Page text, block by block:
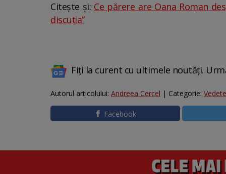
Citește și: Ce părere are Oana Roman
discuția”
Fiți la curent cu ultimele noutăți.
Autorul articolului: Andreea Cercel | Categorie: Vedete
Facebook